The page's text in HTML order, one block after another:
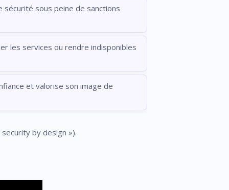
sécurité sous peine de sanctions
les services ou rendre indisponibles
et valorise son image de
by design »).